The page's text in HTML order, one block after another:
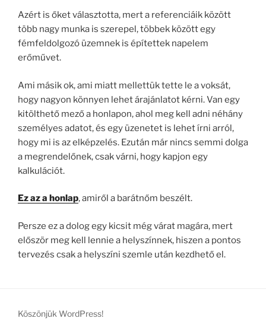
Azért is őket választotta, mert a referenciáik között
több nagy munka is szerepel, többek között egy
fémfeldolgozó üzemnek is építettek napelem
erőművet.
Ami másik ok, ami miatt mellettük tette le a voksát,
hogy nagyon könnyen lehet árajánlatot kérni. Van egy
kitölthető mező a honlapon, ahol meg kell adni néhány
személyes adatot, és egy üzenetet is lehet írni arról,
hogy mi is az elképzelés. Ezután már nincs semmi dolga
a megrendelőnek, csak várni, hogy kapjon egy
kalkulációt.
Ez az a honlap, amiről a barátnőm beszélt.
Persze ez a dolog egy kicsit még várat magára, mert
először meg kell lennie a helyszínnek, hiszen a pontos
tervezés csak a helyszíni szemle után kezdhető el.
Köszönjük WordPress!